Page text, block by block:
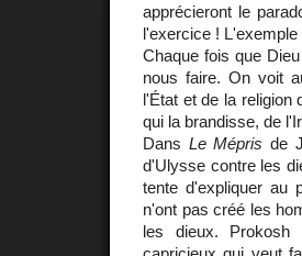
apprécieront le
l'exercice !
Chaque fois que
nous faire. On voit
l'État et de la religion
qui la brandisse, de
Dans Le Mépris de
d'Ulysse contre les
tente d'expliquer au
n'ont pas créé les
les dieux. Prokosh